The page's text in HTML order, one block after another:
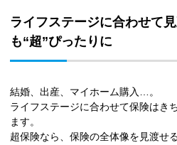
ライフステージに合わせて
も“超”ぴったりに
結婚、出産、マイホーム購入…。
ライフステージに合わせて保険はき
ます。
超保険なら、保険の全体像を見渡せ